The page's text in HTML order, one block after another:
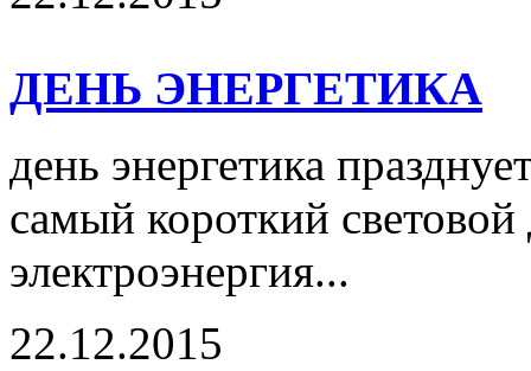
ДЕНЬ ЭНЕРГЕТИКА
день энергетика
самый короткий световой
электроэнергия...
22.12.2015